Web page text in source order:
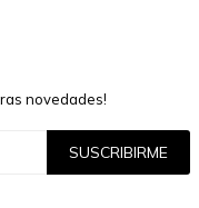
novedades!
SUSCRIBIRME